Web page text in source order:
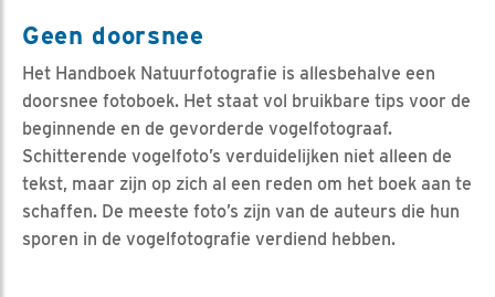
Geen doorsnee
Het Handboek Natuurfotografie is allesbehalve een
doorsnee fotoboek. Het staat vol bruikbare tips voor de
beginnende en de gevorderde vogelfotograaf.
Schitterende vogelfoto’s verduidelijken niet alleen de
tekst, maar zijn op zich al een reden om het boek aan te
schaffen. De meeste foto’s zijn van de auteurs die hun
sporen in de vogelfotografie verdiend hebben.